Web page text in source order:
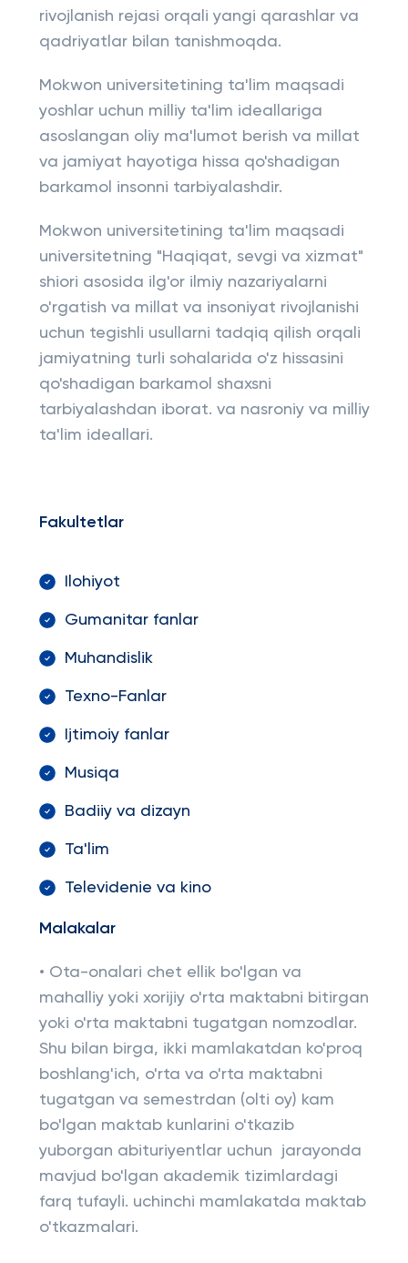
rivojlanish rejasi orqali yangi qarashlar va
qadriyatlar bilan tanishmoqda.
Mokwon universitetining ta'lim maqsadi
yoshlar uchun milliy ta'lim ideallariga
asoslangan oliy ma'lumot berish va millat
va jamiyat hayotiga hissa qo'shadigan
barkamol insonni tarbiyalashdir.
Mokwon universitetining ta'lim maqsadi
universitetning "Haqiqat, sevgi va xizmat"
shiori asosida ilg'or ilmiy nazariyalarni
o'rgatish va millat va insoniyat rivojlanishi
uchun tegishli usullarni tadqiq qilish orqali
jamiyatning turli sohalarida o'z hissasini
qo'shadigan barkamol shaxsni
tarbiyalashdan iborat. va nasroniy va milliy
ta'lim ideallari.
Fakultetlar
Ilohiyot
Gumanitar fanlar
Muhandislik
Texno-Fanlar
Ijtimoiy fanlar
Musiqa
Badiiy va dizayn
Ta'lim
Televidenie va kino
Malakalar
• Ota-onalari chet ellik bo'lgan va
mahalliy yoki xorijiy o'rta maktabni bitirgan
yoki o'rta maktabni tugatgan nomzodlar.
Shu bilan birga, ikki mamlakatdan ko'proq
boshlang'ich, o'rta va o'rta maktabni
tugatgan va semestrdan (olti oy) kam
bo'lgan maktab kunlarini o'tkazib
yuborgan abituriyentlar uchun jarayonda
mavjud bo'lgan akademik tizimlardagi
farq tufayli. uchinchi mamlakatda maktab
o'tkazmalari.